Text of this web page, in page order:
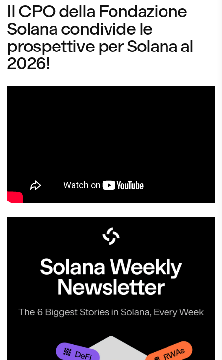
Il CPO della Fondazione
Solana condivide le
prospettive per Solana al
2026!